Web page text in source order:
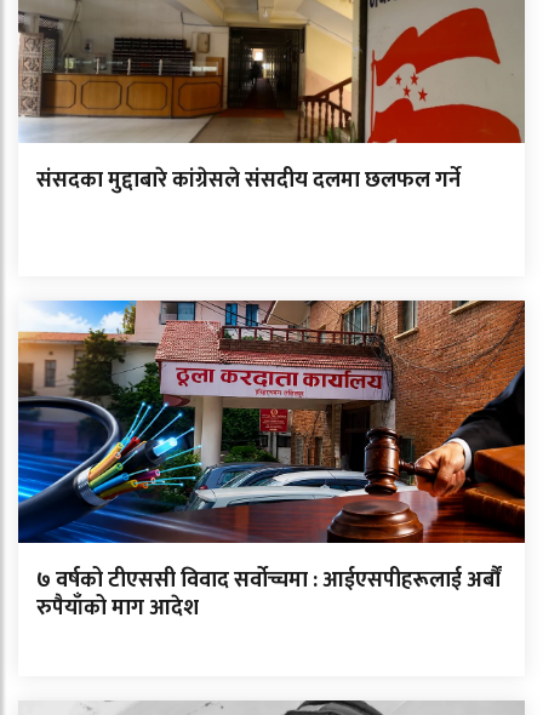
संसदका मुद्दाबारे कांग्रेसले संसदीय दलमा छलफल गर्ने
७ वर्षको टीएससी विवाद सर्वोच्चमा : आईएसपीहरूलाई अर्बौं
रुपैयाँको माग आदेश